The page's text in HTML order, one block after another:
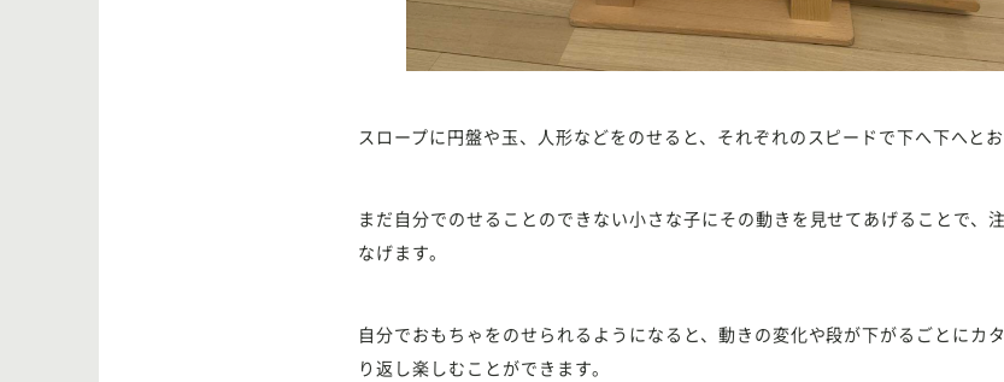
スロープに円盤や玉、人形などをのせると、それぞれのスピードで下へ下へとお
まだ自分でのせることのできない小さな子にその動きを見せてあげることで、
なげます。
自分でおもちゃをのせられるようになると、動きの変化や段が下がるごとにカ
り返し楽しむことができます。